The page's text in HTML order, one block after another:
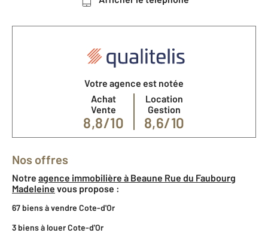
Votre agence est notée
Achat
Vente
8,8/10
Location
Gestion
8,6/10
Nos offres
Notre agence immobilière à Beaune Rue du Faubourg
Madeleine vous propose :
67 biens à vendre Cote-d'Or
3 biens à louer Cote-d'Or